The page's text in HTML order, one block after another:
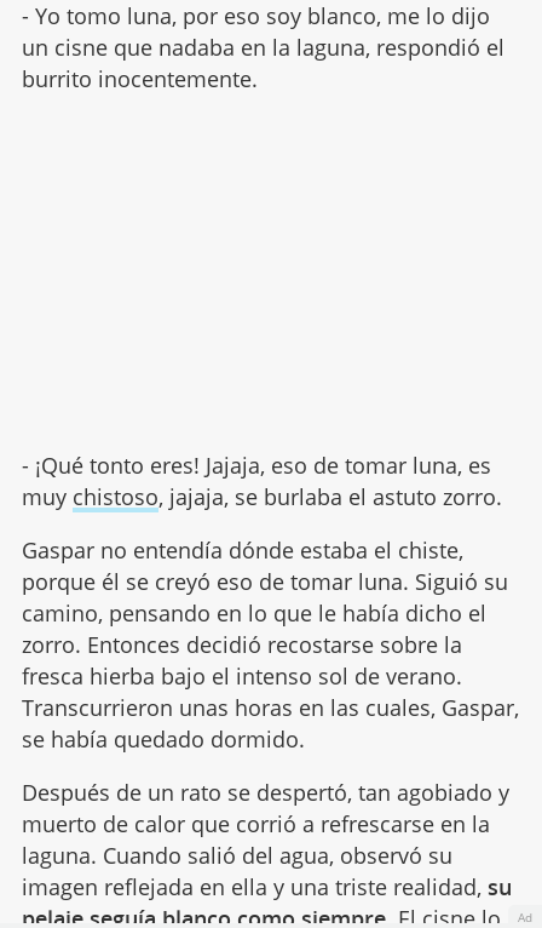
- Yo tomo luna, por eso soy blanco, me lo dijo
un cisne que nadaba en la laguna, respondió el
burrito inocentemente.
- ¡Qué tonto eres! Jajaja, eso de tomar luna, es
muy chistoso, jajaja, se burlaba el astuto zorro.
Gaspar no entendía dónde estaba el chiste,
porque él se creyó eso de tomar luna. Siguió su
camino, pensando en lo que le había dicho el
zorro. Entonces decidió recostarse sobre la
fresca hierba bajo el intenso sol de verano.
Transcurrieron unas horas en las cuales, Gaspar,
se había quedado dormido.
Después de un rato se despertó, tan agobiado y
muerto de calor que corrió a refrescarse en la
laguna. Cuando salió del agua, observó su
imagen reflejada en ella y una triste realidad, su
pelaje seguía blanco como siempre. El cisnelo Ad